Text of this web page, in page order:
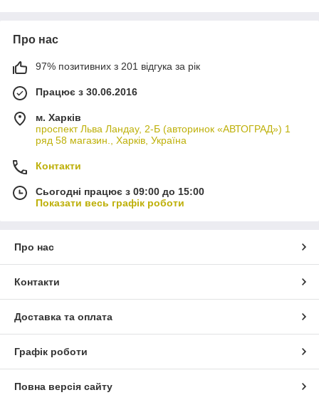
Про нас
97% позитивних з 201 відгука за рік
Працює з 30.06.2016
м. Харків
проспект Льва Ландау, 2-Б (авторинок «АВТОГРАД») 1
ряд 58 магазин., Харків, Україна
Контакти
Сьогодні працює з 09:00 до 15:00
Показати весь графік роботи
Про нас
Контакти
Доставка та оплата
Графік роботи
Повна версія сайту